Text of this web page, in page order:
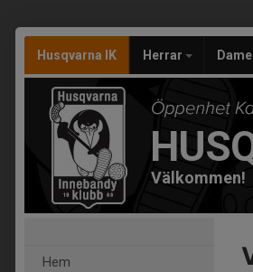
Husqvarna IK Herrar
Välkommen!
Hem